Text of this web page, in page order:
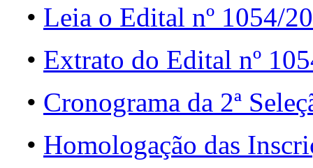
• Leia o Edital nº 1054/
• Extrato do Edital nº
• Cronograma da 2ª
• Homologação das